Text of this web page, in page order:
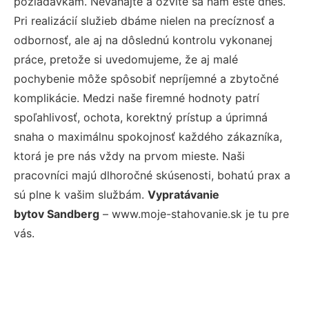
Pri realizácií služieb dbáme nielen na precíznosť a
odbornosť, ale aj na dôslednú kontrolu vykonanej
práce, pretože si uvedomujeme, že aj malé
pochybenie môže spôsobiť nepríjemné a zbytočné
komplikácie. Medzi naše firemné hodnoty patrí
spoľahlivosť, ochota, korektný prístup a úprimná
snaha o maximálnu spokojnosť každého zákazníka,
ktorá je pre nás vždy na prvom mieste. Naši
pracovníci majú dlhoročné skúsenosti, bohatú prax a
sú plne k vašim službám. Vypratávanie
bytov Sandberg – www.moje-stahovanie.sk je tu pre
vás.